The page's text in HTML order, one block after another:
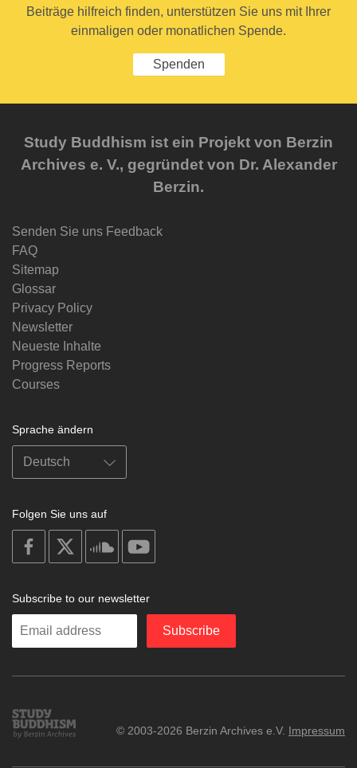
Beiträge hilfreich finden, unterstützen Sie uns mit Ihrer
einmaligen oder monatlichen Spende.
Spenden
Study Buddhism ist ein Projekt von Berzin
Archives e. V., gegründet von Dr. Alexander
Berzin.
Senden Sie uns Feedback
FAQ
Sitemap
Glossar
Privacy Policy
Newsletter
Neueste Inhalte
Progress Reports
Courses
Sprache ändern
Folgen Sie uns auf
on
facebook
soundcloud
Subscribe to our newsletter
Enter
Subscribe
Study
Buddhism
© 2003-2026 Berzin Archives e.V. Impressum